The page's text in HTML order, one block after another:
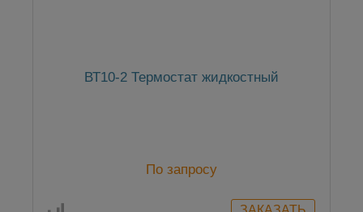
ВТ10-2 Термостат жидкостный
По запросу